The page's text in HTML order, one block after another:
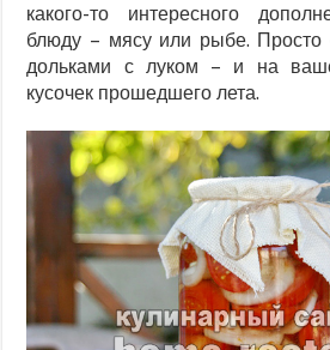
какого-то интересного
блюду – мясу или рыбе. Просто
дольками с луком – и на
кусочек прошедшего лета.